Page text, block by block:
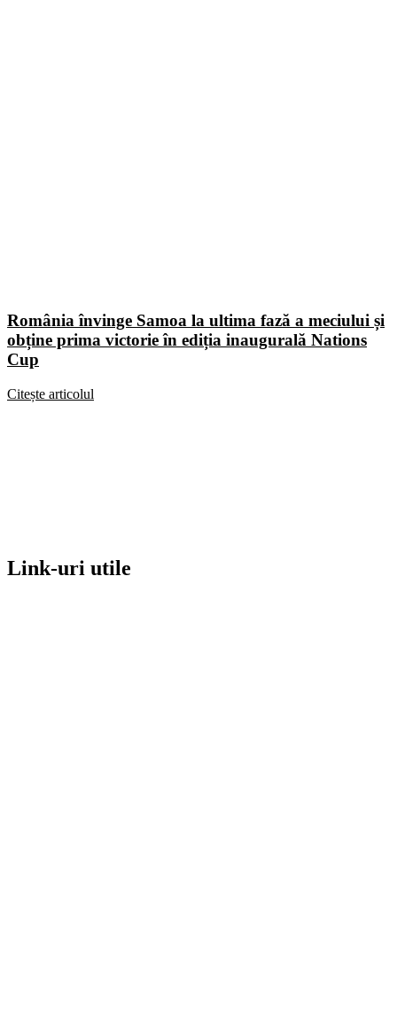
România învinge Samoa la ultima fază a meciului și
obține prima victorie în ediția inaugurală Nations
Cup
Citește articolul
Link-uri utile